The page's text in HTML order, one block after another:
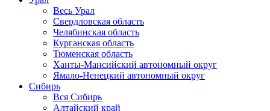
Весь Урал
Свердловская область
Челябинская область
Курганская область
Тюменская область
Ханты-Мансийский автономный округ
Ямало-Ненецкий автономный округ
Сибирь
Вся Сибирь
Алтайский край